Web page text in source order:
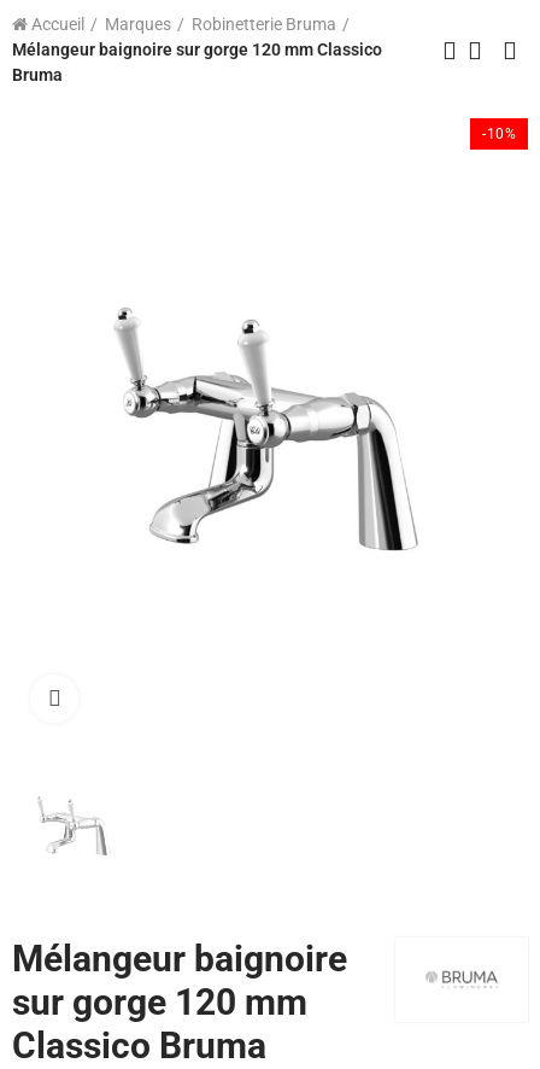
Accueil Marques
Robinetterie Bruma
Mélangeur baignoire sur gorge 120 mm Classico
Bruma
-10%
Mélangeur baignoire
sur gorge 120 mm
Classico Bruma